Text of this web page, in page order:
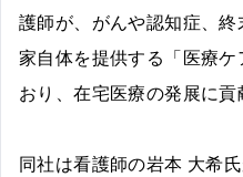
護師が、がんや認知症、終
家自体を提供する「医療
おり、在宅医療の発展に貢
同社は看護師の岩本 大希